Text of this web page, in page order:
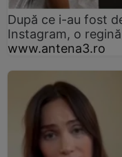
După ce i-au fost
Instagram, o
www.antena3.ro